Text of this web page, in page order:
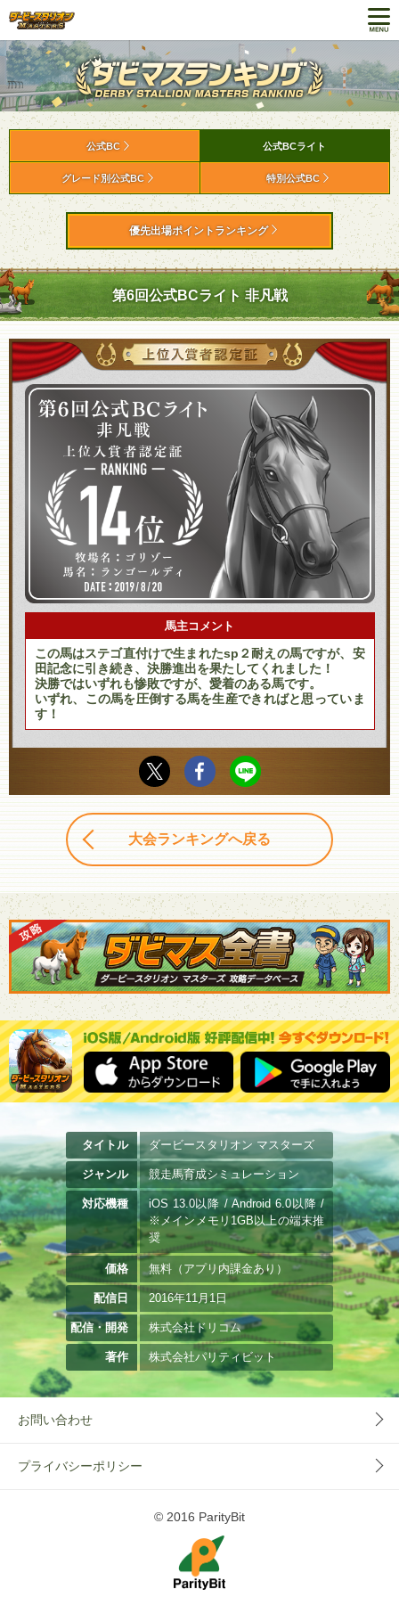
公式BC 公式BCライト
グレード別公式BC 特別公式BC
優先出場ポイントランキング
第6回公式BCライト 非凡戦
馬主コメント
この馬はステゴ直付けで生まれたsp２耐えの馬ですが、安
田記念に引き続き、決勝進出を果たしてくれました！
決勝ではいずれも惨敗ですが、愛着のある馬です。
いずれ、この馬を圧倒する馬を生産できればと思っていま
す！
大会ランキングへ戻る
タイトル ダービースタリオン マスターズ
ジャンル 競走馬育成シミュレーション
対応機種
iOS 13.0以降 / Android 6.0以降 /
※メインメモリ1GB以上の端末推
奨
価格 無料（アプリ内課金あり）
配信日 2016年11月1日
配信・開発 株式会社ドリコム
著作 株式会社パリティビット
お問い合わせ
プライバシーポリシー
© 2016 ParityBit